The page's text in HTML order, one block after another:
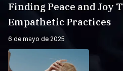
Finding Peace and Joy
Empathetic Practices
6 de mayo de 2025